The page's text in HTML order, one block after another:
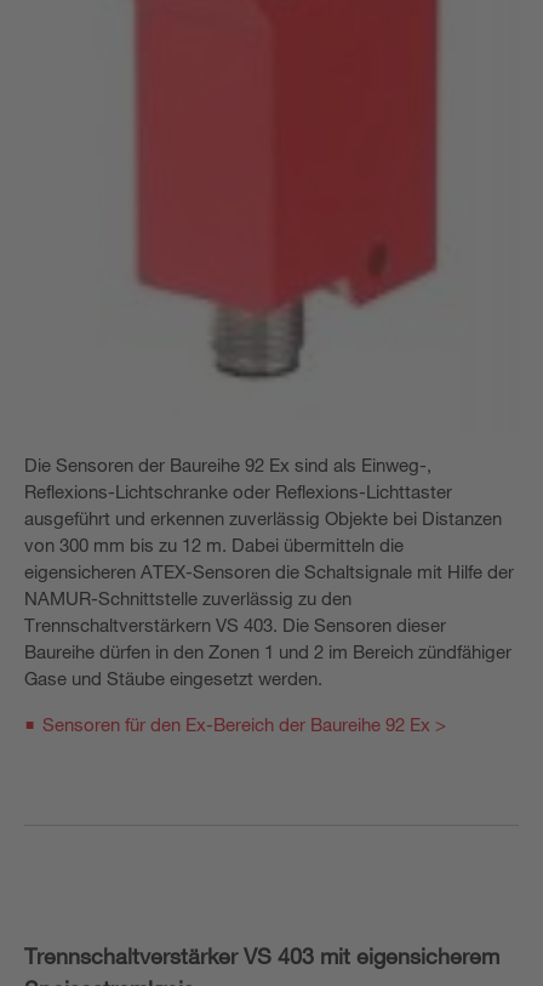
Die Sensoren der Baureihe 92 Ex sind als Einweg-,
Reflexions-Lichtschranke oder Reflexions-Lichttaster
ausgeführt und erkennen zuverlässig Objekte bei Distanzen
von 300 mm bis zu 12 m. Dabei übermitteln die
eigensicheren ATEX-Sensoren die Schaltsignale mit Hilfe der
NAMUR-Schnittstelle zuverlässig zu den
Trennschaltverstärkern VS 403. Die Sensoren dieser
Baureihe dürfen in den Zonen 1 und 2 im Bereich zündfähiger
Gase und Stäube eingesetzt werden.
Sensoren für den Ex-Bereich der Baureihe 92 Ex >
Trennschaltverstärker VS 403 mit eigensicherem